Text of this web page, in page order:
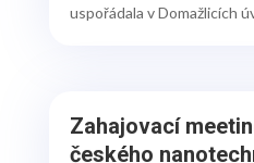
uspořádala v Domažlicích
Zahajovací
českého